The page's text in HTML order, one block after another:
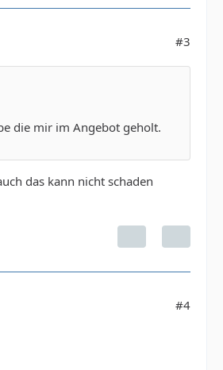
#3
die mir im Angebot geholt.
das kann nicht schaden
#4